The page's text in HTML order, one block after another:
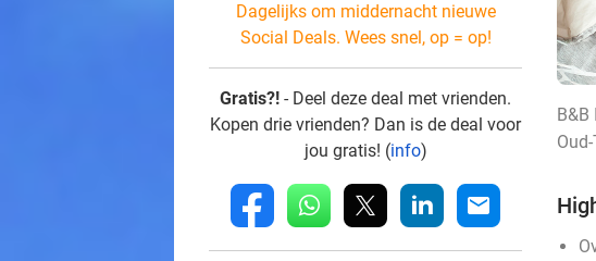
Dagelijks om middernacht nieuwe
Social Deals. Wees snel, op = op!
Gratis?! - Deel deze deal met vrienden.
Kopen drie vrienden? Dan is de deal voor
jou gratis! (info)
fb whatsapp linkedin mail
B&B